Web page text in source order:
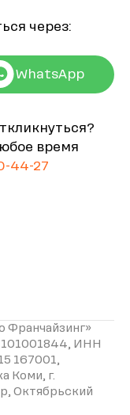
через:
WhatsApp
время
44-27
Франчайзинг»
ИНН
167001,
Коми, г.
Октябрьский